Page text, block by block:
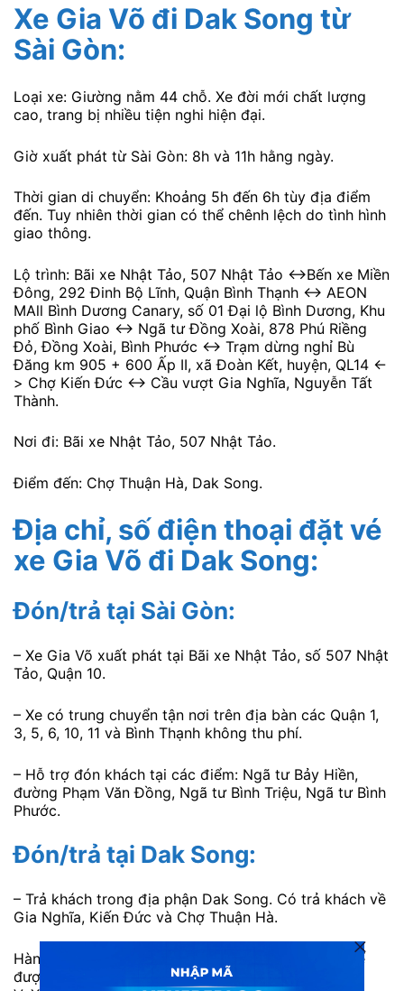
Xe Gia Võ đi Dak Song từ
Sài Gòn:
Loại xe: Giường nằm 44 chỗ. Xe đời mới chất lượng
cao, trang bị nhiều tiện nghi hiện đại.
Giờ xuất phát từ Sài Gòn: 8h và 11h hằng ngày.
Thời gian di chuyển: Khoảng 5h đến 6h tùy địa điểm
đến. Tuy nhiên thời gian có thể chênh lệch do tình hình
giao thông.
Lộ trình: Bãi xe Nhật Tảo, 507 Nhật Tảo <->Bến xe Miền
Đông, 292 Đinh Bộ Lĩnh, Quận Bình Thạnh <-> AEON
MAll Bình Dương Canary, số 01 Đại lộ Bình Dương, Khu
phố Bình Giao <-> Ngã tư Đồng Xoài, 878 Phú Riềng
Đỏ, Đồng Xoài, Bình Phước <-> Trạm dừng nghỉ Bù
Đăng km 905 + 600 Ấp II, xã Đoàn Kết, huyện, QL14 <-
> Chợ Kiến Đức <-> Cầu vượt Gia Nghĩa, Nguyễn Tất
Thành.
Nơi đi: Bãi xe Nhật Tảo, 507 Nhật Tảo.
Điểm đến: Chợ Thuận Hà, Dak Song.
Địa chỉ, số điện thoại đặt vé
xe Gia Võ đi Dak Song:
Đón/trả tại Sài Gòn:
– Xe Gia Võ xuất phát tại Bãi xe Nhật Tảo, số 507 Nhật
Tảo, Quận 10.
– Xe có trung chuyển tận nơi trên địa bàn các Quận 1,
3, 5, 6, 10, 11 và Bình Thạnh không thu phí.
– Hỗ trợ đón khách tại các điểm: Ngã tư Bảy Hiền,
đường Phạm Văn Đồng, Ngã tư Bình Triệu, Ngã tư Bình
Phước.
Đón/trả tại Dak Song:
– Trả khách trong địa phận Dak Song. Có trả khách về
Gia Nghĩa, Kiến Đức và Chợ Thuận Hà.
Hành khách có thể liên hệ tổng đài 1900888684 để
được tư vấn hoặc đặt vé trực tuyến tại web/app